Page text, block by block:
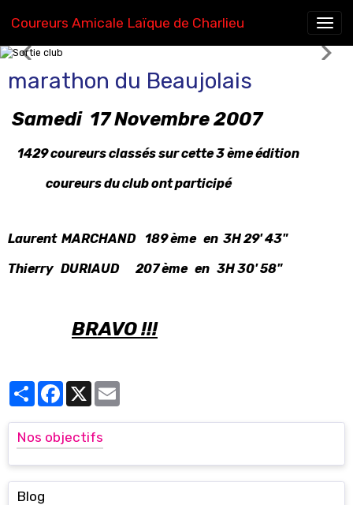
Coureurs Amicale Laïque de Charlieu
marathon du Beaujolais
Samedi 17 Novembre 2007
1429 coureurs classés sur cette 3 ème édition
coureurs du club ont participé
Laurent MARCHAND 189 ème en 3H 29' 43"
Thierry DURIAUD 207 ème en 3H 30' 58"
BRAVO !!!
PartagerFacebook
Nos objectifs
Blog